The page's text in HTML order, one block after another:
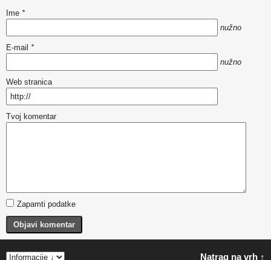
Ime *
nužno
E-mail *
nužno
Web stranica
Tvoj komentar
Zapamti podatke
Objavi komentar
Natrag na vrh ↑